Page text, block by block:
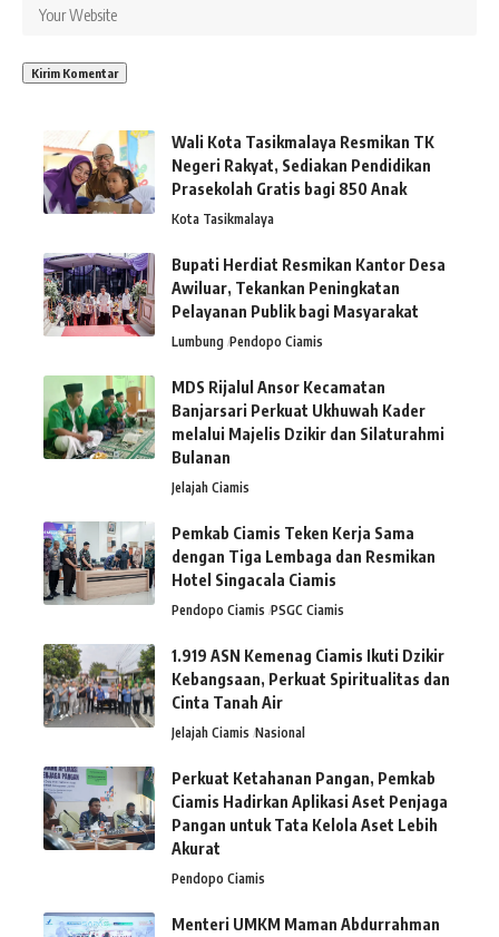
Wali Kota Tasikmalaya Resmikan TK
Negeri Rakyat, Sediakan Pendidikan
Prasekolah Gratis bagi 850 Anak
Kota Tasikmalaya
Bupati Herdiat Resmikan Kantor Desa
Awiluar, Tekankan Peningkatan
Pelayanan Publik bagi Masyarakat
Lumbung Pendopo Ciamis
MDS Rijalul Ansor Kecamatan
Banjarsari Perkuat Ukhuwah Kader
melalui Majelis Dzikir dan Silaturahmi
Bulanan
Jelajah Ciamis
Pemkab Ciamis Teken Kerja Sama
dengan Tiga Lembaga dan Resmikan
Hotel Singacala Ciamis
Pendopo Ciamis PSGC Ciamis
1.919 ASN Kemenag Ciamis Ikuti Dzikir
Kebangsaan, Perkuat Spiritualitas dan
Cinta Tanah Air
Jelajah Ciamis Nasional
Perkuat Ketahanan Pangan, Pemkab
Ciamis Hadirkan Aplikasi Aset Penjaga
Pangan untuk Tata Kelola Aset Lebih
Akurat
Pendopo Ciamis
Menteri UMKM Maman Abdurrahman